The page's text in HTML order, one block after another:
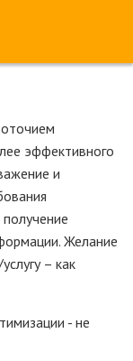
эффективного
и
Желание
– как